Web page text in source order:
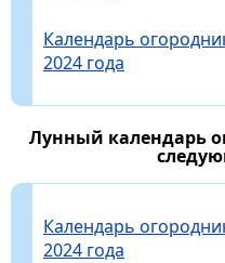
Календарь
2024 года
Лунный календарь
Календарь
2024 года